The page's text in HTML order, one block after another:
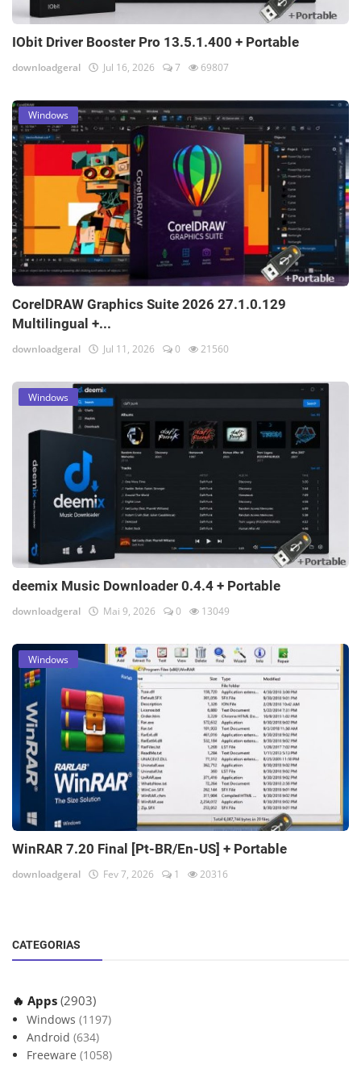
IObit Driver Booster Pro 13.5.1.400 + Portable
downloadgeral Jul 16, 2026 7 69807
Windows
CorelDRAW Graphics Suite 2026 27.1.0.129
Multilingual +...
downloadgeral Jul 11, 2026 0 21560
Windows
deemix Music Downloader 0.4.4 + Portable
downloadgeral Mai 9, 2026 0 13049
Windows
WinRAR 7.20 Final [Pt-BR/En-US] + Portable
downloadgeral Fev 7, 2026 1 20316
CATEGORIAS
🔥 Apps (2903)
Windows (1197)
Android (634)
Freeware (1058)